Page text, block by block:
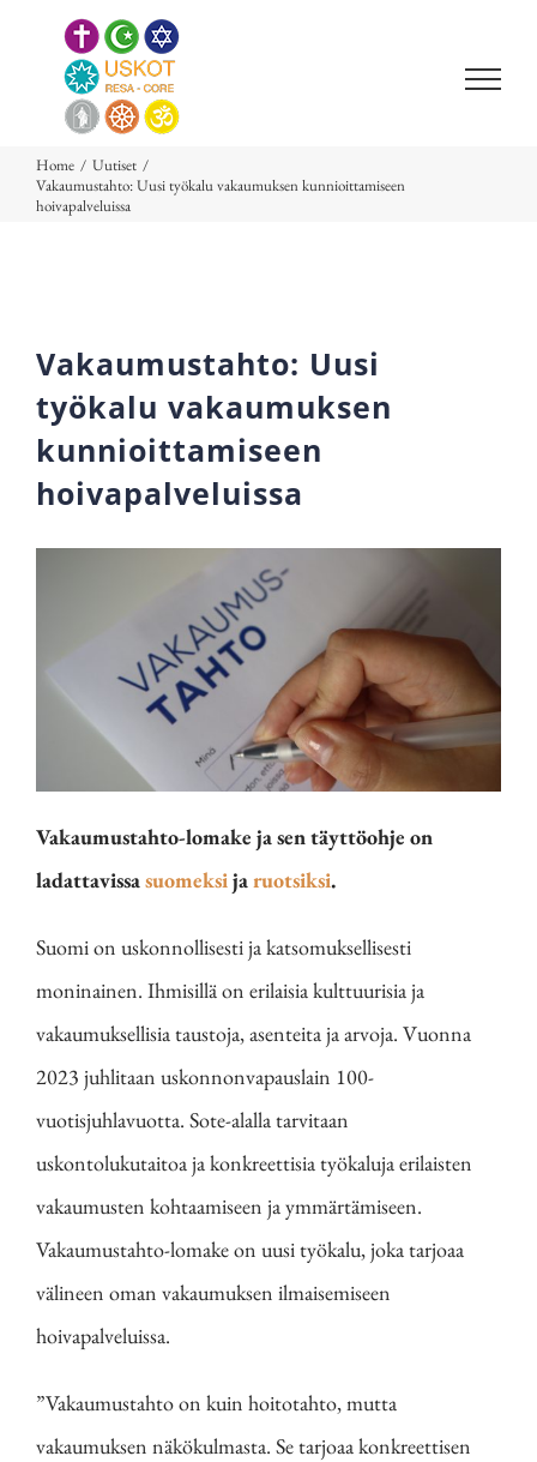
Home / Uutiset /
Vakaumustahto: Uusi työkalu vakaumuksen kunnioittamiseen
hoivapalveluissa
Vakaumustahto: Uusi
työkalu vakaumuksen
kunnioittamiseen
hoivapalveluissa
Vakaumustahto-lomake ja sen täyttöohje on
ladattavissasuomeksijaruotsiksi.
Suomi on uskonnollisesti ja katsomuksellisesti
moninainen. Ihmisillä on erilaisia kulttuurisia ja
vakaumuksellisia taustoja, asenteita ja arvoja. Vuonna
2023 juhlitaan uskonnonvapauslain 100-
vuotisjuhlavuotta. Sote-alalla tarvitaan
uskontolukutaitoa ja konkreettisia työkaluja erilaisten
vakaumusten kohtaamiseen ja ymmärtämiseen.
Vakaumustahto-lomake on uusi työkalu, joka tarjoaa
välineen oman vakaumuksen ilmaisemiseen
hoivapalveluissa.
”Vakaumustahto on kuin hoitotahto, mutta
vakaumuksen näkökulmasta. Se tarjoaa konkreettisen